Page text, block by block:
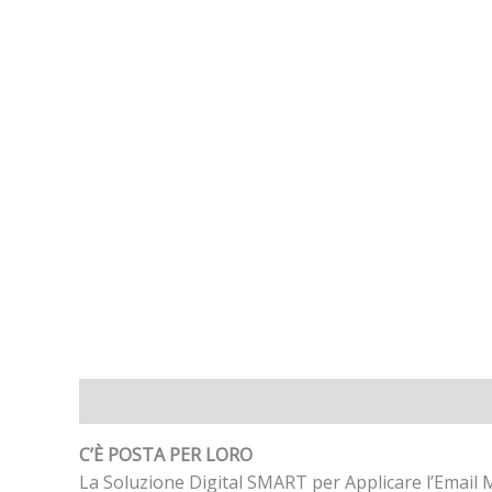
C’È POSTA PER LORO
La Soluzione Digital SMART per Applicare l’Email